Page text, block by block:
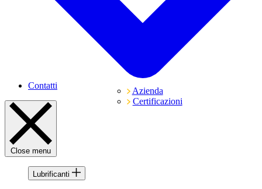
Azienda
Certificazioni
Contatti
Close menu
Lubrificanti